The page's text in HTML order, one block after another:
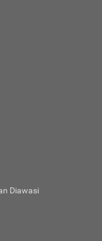
Diawasi